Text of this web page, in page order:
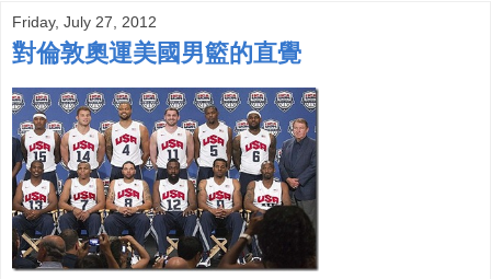
Friday, July 27, 2012
對倫敦奧運美國男籃的直覺